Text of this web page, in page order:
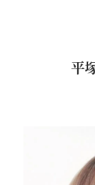
平